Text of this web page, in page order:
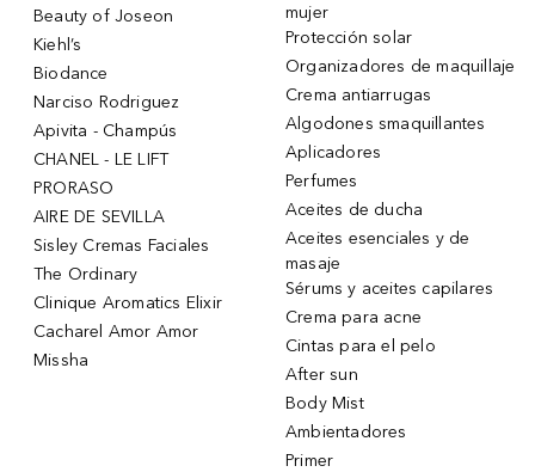
Beauty of Joseon
Kiehl’s
Biodance
Narciso Rodriguez
Apivita - Champús
CHANEL - LE LIFT
PRORASO
AIRE DE SEVILLA
Sisley Cremas Faciales
The Ordinary
Clinique Aromatics Elixir
Cacharel Amor Amor
Missha
mujer
Protección solar
Organizadores de maquillaje
Crema antiarrugas
Algodones smaquillantes
Aplicadores
Perfumes
Aceites de ducha
Aceites esenciales y de
masaje
Sérums y aceites capilares
Crema para acne
Cintas para el pelo
After sun
Body Mist
Ambientadores
Primer